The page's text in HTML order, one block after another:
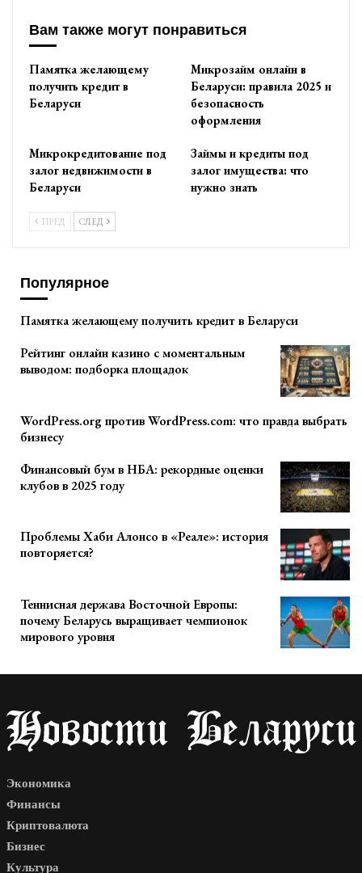
Вам также могут понравиться
Памятка желающему
получить кредит в
Беларуси
Микрозайм онлайн в
Беларуси: правила 2025 и
безопасность
оформления
Микрокредитование под
залог недвижимости в
Беларуси
Займы и кредиты под
залог имущества: что
нужно знать
ПРЕД СЛЕД
Популярное
Памятка желающему получить кредит в Беларуси
Рейтинг онлайн казино с моментальным
выводом: подборка площадок
WordPress.org против WordPress.com: что правда выбрать
бизнесу
Финансовый бум в НБА: рекордные оценки
клубов в 2025 году
Проблемы Хаби Алонсо в «Реале»: история
повторяется?
Теннисная держава Восточной Европы:
почему Беларусь выращивает чемпионок
мирового уровня
Экономика
Финансы
Криптовалюта
Бизнес
Культура